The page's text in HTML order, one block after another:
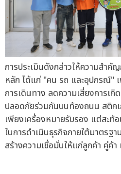
การประเมินดังกล่าวให้ความสำ
หลัก ได้แก่ "คน รถ และอุปกรณ์"
การเดินทาง ลดความเสี่ยงการเกิ
ปลอดภัยร่วมกันบนท้องถนน สติก
เพียงเครื่องหมายรับรอง แต่สะ
ในการดำเนินธุรกิจภายใต้มาตรฐ
สร้างความเชื่อมั่นให้แก่ลูกค้า คู่ค้า